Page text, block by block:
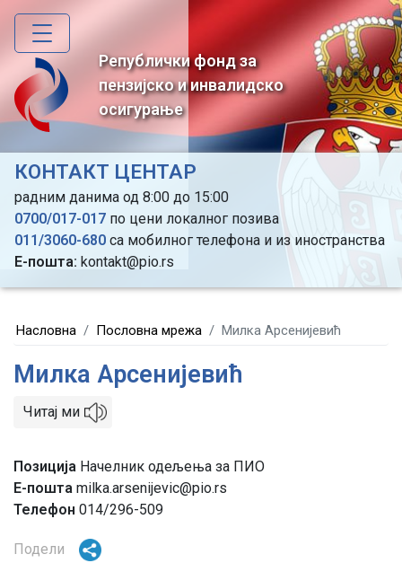
Skip
main
content
Републички фонд за
пензијско и инвалидско
осигурање
КОНТАКТ ЦЕНТАР
радним данима од 8:00 до 15:00
0700/017-017 по цени локалног позива
011/3060-680 са мобилног телефона и из иностранства
Е-пошта: kontakt@pio.rs
Насловна Пословна мрежа Милка Арсенијевић
Милка Арсенијевић
Читај ми
Позиција Начелник одељења за ПИО
Е-пошта milka.arsenijevic@pio.rs
Телефон 014/296-509
Подели